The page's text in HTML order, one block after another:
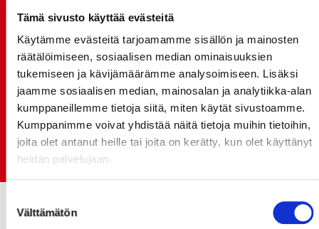
Tämä sivusto käyttää evästeitä
Käytämme evästeitä tarjoamamme sisällön ja mainosten
räätälöimiseen, sosiaalisen median ominaisuuksien
tukemiseen ja kävijämäärämme analysoimiseen. Lisäksi
jaamme sosiaalisen median, mainosalan ja analytiikka-alan
kumppaneillemme tietoja siitä, miten käytät sivustoamme.
Kumppanimme voivat yhdistää näitä tietoja muihin tietoihin,
joita olet antanut heille tai joita on kerätty, kun olet käyttänyt
heidän palvelujaan.
valinta
Välttämätön
TO 13.8. - LIPUT NYT MYYNNISSÄ
Rinta-Joupin Autoliike jatkaa Sportin
pääyhteistyökumppanina Superkaudella – jatkoa
monikymmenvuotiselle yhteistyölle
06.07.
Early Bird-lippupaketit nyt myynnissä! - näe
Jokerit-matsi ja useat muut